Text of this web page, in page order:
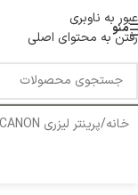
عبور به ناوبری
رفتن به محتوای اصلی
منو
خانه/پرینتر لیزری CANON